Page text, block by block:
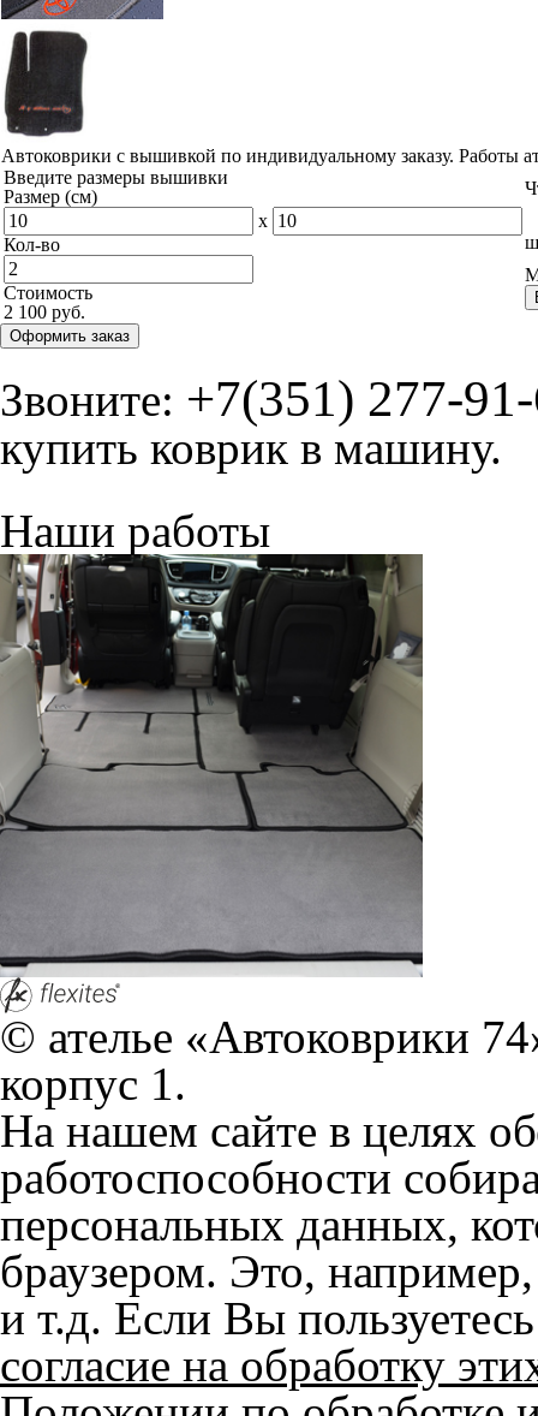
Автоковрики с вышивкой по индивидуальному заказу. Работы
Введите размеры вышивки
Размер (см)
x
Кол-во
Стоимость
2 100 руб.
Оформить заказ
Звоните: +7(351) 277-
купить коврик в машину.
Наши работы
© ателье «Автоковрики
корпус 1.
На нашем сайте в целях
работоспособности
персональных данных,
браузером. Это,
и т.д. Если Вы
согласие на обработку
Положении по обработке
+7 (351) 277 91 67